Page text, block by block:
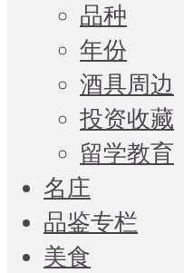
品种
年份
酒具周边
投资收藏
留学教育
名庄
品鉴专栏
美食